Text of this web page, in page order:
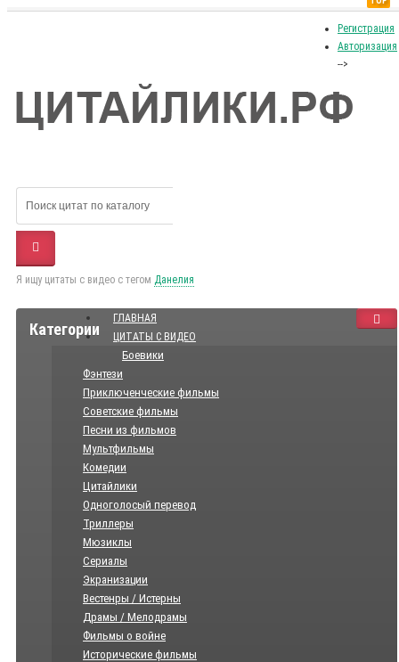
Регистрация
Авторизация
-->
Я ищу цитаты с видео с тегом Данелия
Категории
ГЛАВНАЯ
ЦИТАТЫ С ВИДЕО
Боевики
Фэнтези
Приключенческие фильмы
Советские фильмы
Песни из фильмов
Мультфильмы
Комедии
Цитайлики
Одноголосый перевод
Триллеры
Мюзиклы
Сериалы
Экранизации
Вестенры / Истерны
Драмы / Мелодрамы
Фильмы о войне
Исторические фильмы